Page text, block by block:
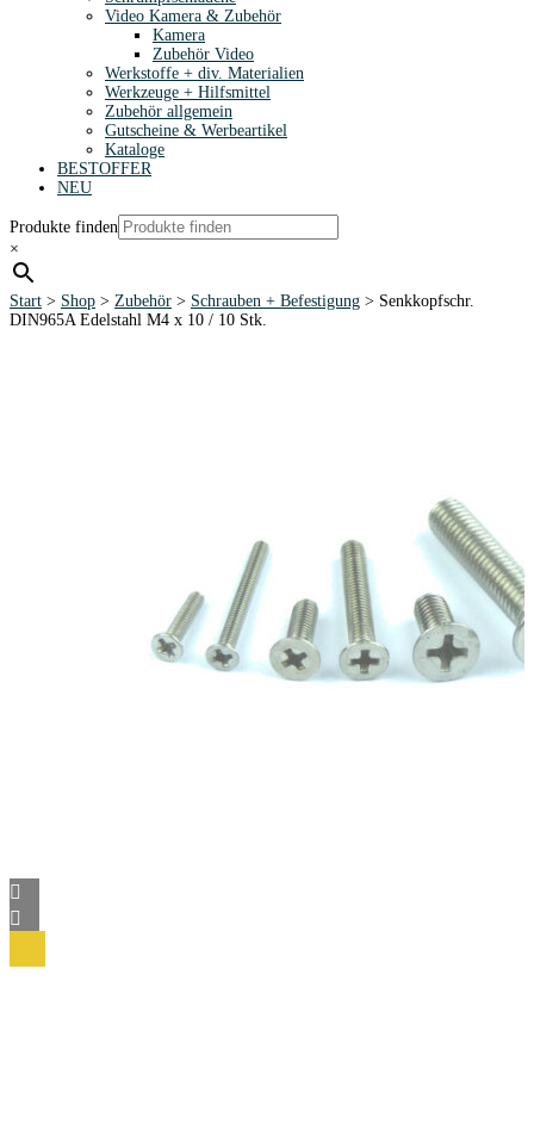
Video Kamera & Zubehör
Kamera
Zubehör Video
Werkstoffe + div. Materialien
Werkzeuge + Hilfsmittel
Zubehör allgemein
Gutscheine & Werbeartikel
Kataloge
BESTOFFER
NEU
Produkte finden
×
Start > Shop > Zubehör > Schrauben + Befestigung > Senkkopfschr.
DIN965A Edelstahl M4 x 10 / 10 Stk.